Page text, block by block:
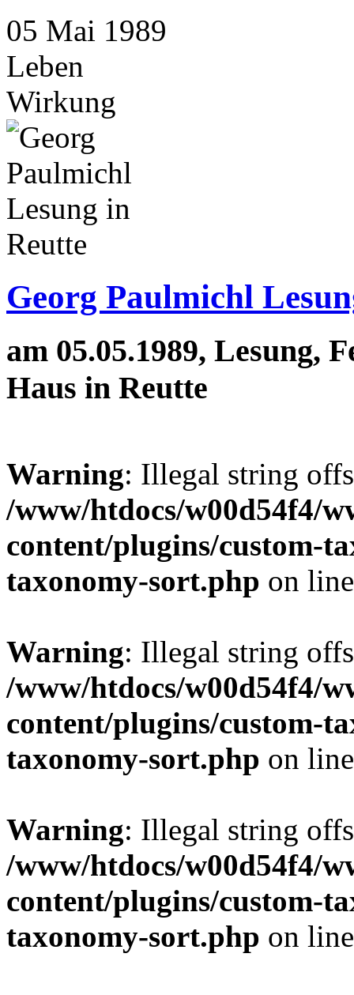
05 Mai 1989
Leben
Wirkung
Georg Paulmichl
am 05.05.1989, Lesung,
Haus in Reutte
Warning: Illegal string
/www/htdocs/w00d54f4/
content/plugins/custom-
taxonomy-sort.php on
Warning: Illegal string
/www/htdocs/w00d54f4/
content/plugins/custom-
taxonomy-sort.php on
Warning: Illegal string
/www/htdocs/w00d54f4/
content/plugins/custom-
taxonomy-sort.php on